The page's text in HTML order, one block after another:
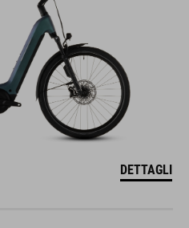
DETTAGLI